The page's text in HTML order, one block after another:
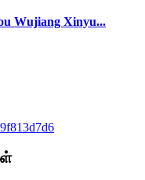
Wujiang Xinyu...